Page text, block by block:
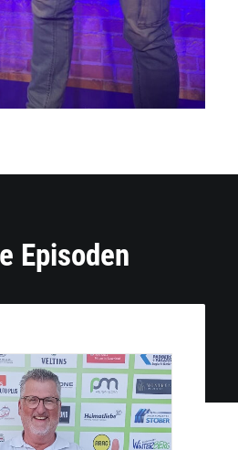
Episoden